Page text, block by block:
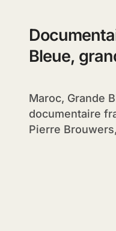
Bleue,
Maroc, Grande Bleue, grand désert est un
documentaire
Pierre